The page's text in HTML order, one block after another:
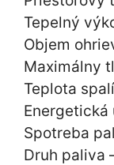
Tepelný
Objem
Maximálny
Teplota
Energetická
Spotreba
Druh paliva